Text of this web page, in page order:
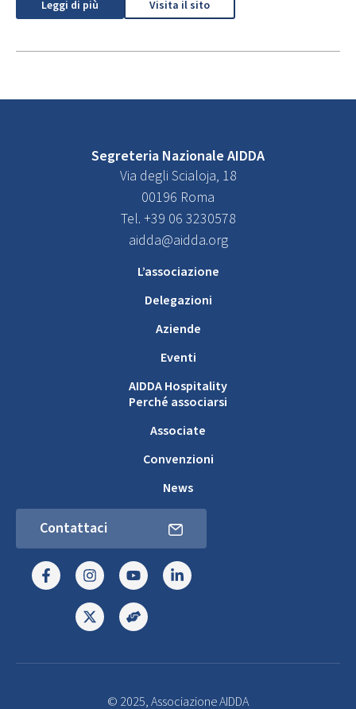
Leggi di più Visita il sito
Segreteria Nazionale AIDDA
Via degli Scialoja, 18
00196 Roma
Tel. +39 06 3230578
aidda@aidda.org
L’associazione
Delegazioni
Aziende
Eventi
AIDDA Hospitality
Perché associarsi
Associate
Convenzioni
News
Contattaci
© 2025, Associazione AIDDA